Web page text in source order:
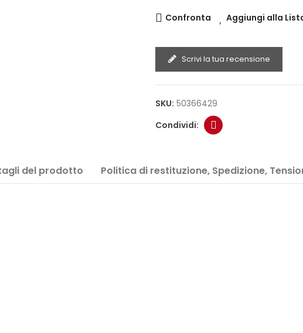
Confronta Aggiungi alla
Scrivi la tua recensione
SKU: 50366429
del prodotto Politica di restituzione, Spedizione,